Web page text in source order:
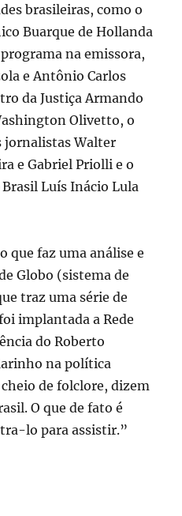
brasileiras, como o
Buarque de Hollanda
na emissora,
e Antônio Carlos
da Justiça Armando
Olivetto, o
jornalistas Walter
e Gabriel Priolli e o
Luís Inácio Lula
que faz uma análise e
Globo (sistema de
traz uma série de
implantada a Rede
do Roberto
na política
de folclore, dizem
O que de fato é
lo para assistir.”